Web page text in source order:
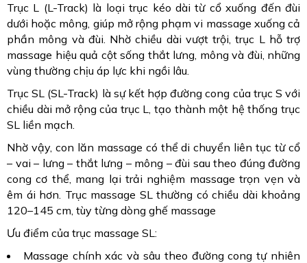
Trục L (L-Track) là loại trục kéo dài từ cổ xuống đến đùi
dưới hoặc mông, giúp mở rộng phạm vi massage xuống cả
phần mông và đùi. Nhờ chiều dài vượt trội, trục L hỗ trợ
massage hiệu quả cột sống thắt lưng, mông và đùi, những
vùng thường chịu áp lực khi ngồi lâu.
Trục SL (SL-Track) là sự kết hợp đường cong của trục S với
chiều dài mở rộng của trục L, tạo thành một hệ thống trục
SL liền mạch.
Nhờ vậy, con lăn massage có thể di chuyển liên tục từ cổ
– vai – lưng – thắt lưng – mông – đùi sau theo đúng đường
cong cơ thể, mang lại trải nghiệm massage trọn vẹn và
êm ái hơn. Trục massage SL thường có chiều dài khoảng
120–145 cm, tùy từng dòng ghế massage
Ưu điểm của trục massage SL:
Massage chính xác và sâu theo đường cong tự nhiên